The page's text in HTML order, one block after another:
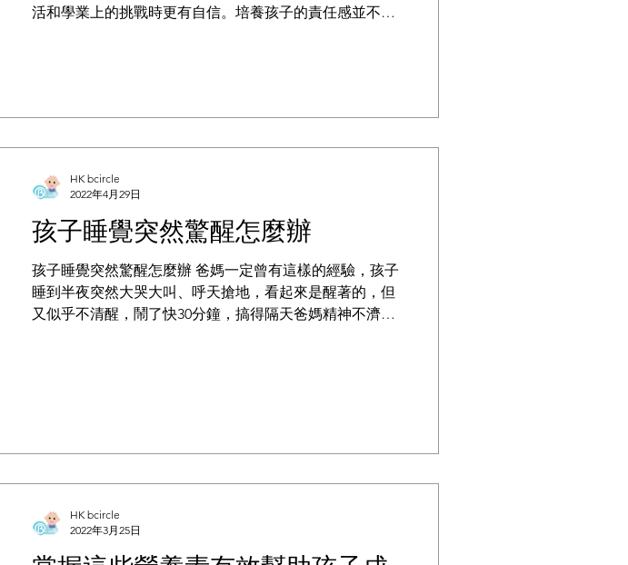
活和學業上的挑戰時更有自信。培養孩子的責任感並不是
孩子睡覺突然驚醒怎麼辦
孩子睡覺突然驚醒怎麼辦 爸媽一定曾有這樣的經驗，孩子
睡到半夜突然大哭大叫、呼天搶地，看起來是醒著的，但
又似乎不清醒，鬧了快30分鐘，搞得隔天爸媽精神不濟，
HK bcircle
2022年4月29日
HK bcircle
2022年3月25日